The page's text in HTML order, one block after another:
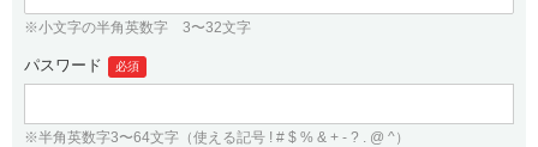
プレミアムドメイン
人気ドメインの種類
WHOIS検索
バリュードメインAPI
ドメイン・ホスティングOEM
従来のバリュードメインをご利用希望の方
ユーザー登録
※小文字の半角英数字 3〜32文字
パスワード 必須
※半角英数字3〜64文字（使える記号 ! # $ % & + - ? . @ ^）